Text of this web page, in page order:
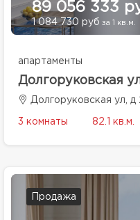
89 056 333
1 084 730 руб за 1 кв.м.
апартаменты
Долгоруковская
Долгоруковская ул, д
3 комнаты 82.1 кв.м.
Продажа